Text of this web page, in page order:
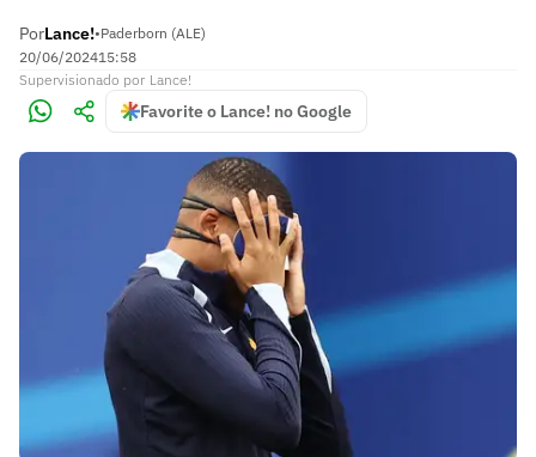
PorLance!•Paderborn (ALE)
20/06/202415:58
Supervisionado por Lance!
Favorite o Lance! no Google